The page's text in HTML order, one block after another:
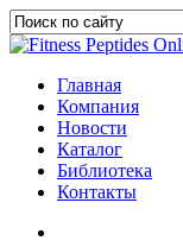
Skip
to
content
Close
search
Menu
Главная
Компания
Новости
Каталог
Библиотека
Контакты